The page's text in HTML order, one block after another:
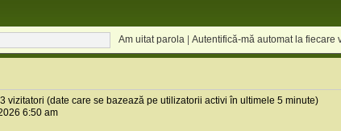
Am uitat parola Autentifică-mă automat la fiecare
vizitatori (date care se bazează pe utilizatorii activi în ultimele 5 minute)
6:50 am